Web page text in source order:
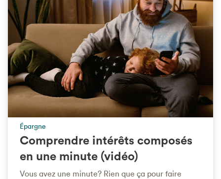
Épargne
Comprendre intérêts composés
en une minute (vidéo)
Vous avez une minute? Rien que ça pour faire